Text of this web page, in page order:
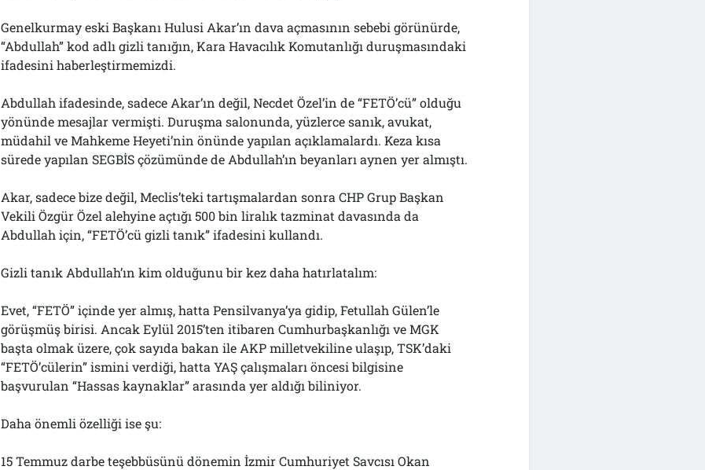
Genelkurmay eski Başkanı Hulusi Akar’ın dava açmasının sebebi görünürde,
“Abdullah” kod adlı gizli tanığın, Kara Havacılık Komutanlığı duruşmasındaki
ifadesini haberleştirmemizdi.
Abdullah ifadesinde, sadece Akar’ın değil, Necdet Özel’in de “FETÖ’cü” olduğu
yönünde mesajlar vermişti. Duruşma salonunda, yüzlerce sanık, avukat,
müdahil ve Mahkeme Heyeti’nin önünde yapılan açıklamalardı. Keza kısa
sürede yapılan SEGBİS çözümünde de Abdullah’ın beyanları aynen yer almıştı.
Akar, sadece bize değil, Meclis’teki tartışmalardan sonra CHP Grup Başkan
Vekili Özgür Özel alehyine açtığı 500 bin liralık tazminat davasında da
Abdullah için, “FETÖ’cü gizli tanık” ifadesini kullandı.
Gizli tanık Abdullah’ın kim olduğunu bir kez daha hatırlatalım:
Evet, “FETÖ” içinde yer almış, hatta Pensilvanya’ya gidip, Fetullah Gülen’le
görüşmüş birisi. Ancak Eylül 2015’ten itibaren Cumhurbaşkanlığı ve MGK
başta olmak üzere, çok sayıda bakan ile AKP milletvekiline ulaşıp, TSK’daki
“FETÖ’cülerin” ismini verdiği, hatta YAŞ çalışmaları öncesi bilgisine
başvurulan “Hassas kaynaklar” arasında yer aldığı biliniyor.
Daha önemli özelliği ise şu:
15 Temmuz darbe teşebbüsünü dönemin İzmir Cumhuriyet Savcısı Okan